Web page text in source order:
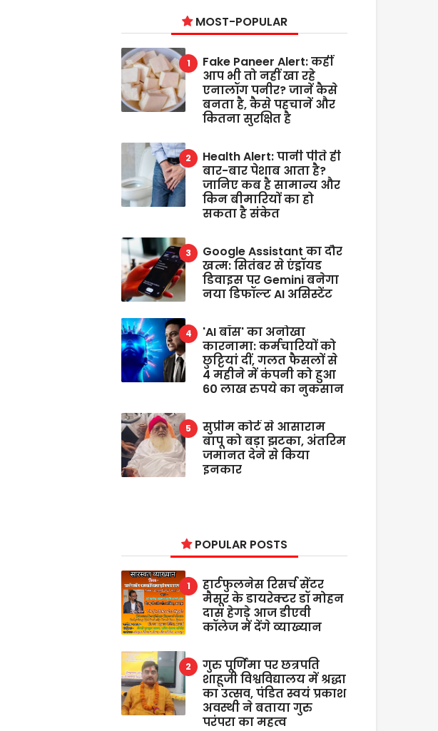
MOST-POPULAR
Fake Paneer Alert: कहीं
आप भी तो नहीं खा रहे
एनालॉग पनीर? जानें कैसे
बनता है, कैसे पहचानें और
कितना सुरक्षित है
Health Alert: पानी पीते ही
बार-बार पेशाब आता है?
जानिए कब है सामान्य और
किन बीमारियों का हो
सकता है संकेत
Google Assistant का दौर
खत्म: सितंबर से एंड्रॉयड
डिवाइस पर Gemini बनेगा
नया डिफॉल्ट AI असिस्टेंट
'AI बॉस' का अनोखा
कारनामा: कर्मचारियों को
छुट्टियां दीं, गलत फैसलों से
4 महीने में कंपनी को हुआ
60 लाख रुपये का नुकसान
सुप्रीम कोर्ट से आसाराम
बापू को बड़ा झटका, अंतरिम
जमानत देने से किया
इनकार
POPULAR POSTS
हार्टफुलनेस रिसर्च सेंटर
मैसूर के डायरेक्टर डॉ मोहन
दास हेगड़े आज डीएवी
कॉलेज में देंगे व्याख्यान
गुरु पूर्णिमा पर छत्रपति
शाहूजी विश्वविद्यालय में श्रद्धा
का उत्सव, पंडित स्वयं प्रकाश
अवस्थी ने बताया गुरु
परंपरा का महत्व